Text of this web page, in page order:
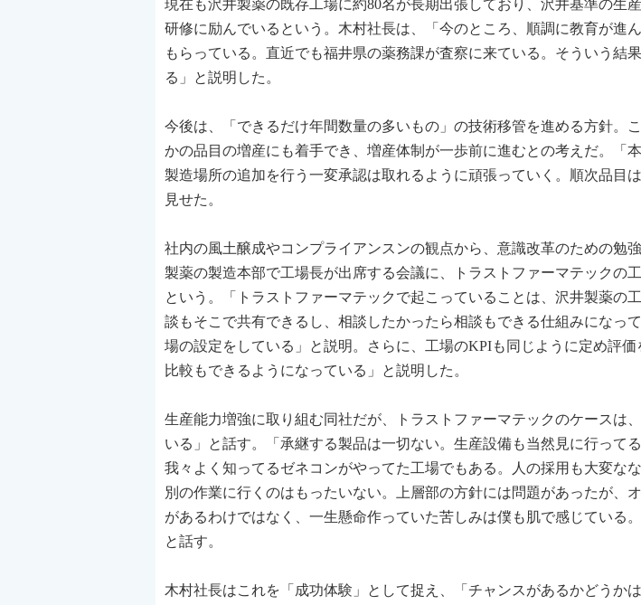
現在も沢井製薬の既存工場に約80名が長期出張しており、沢井基準の生
研修に励んでいるという。木村社長は、「今のところ、順調に教育が進
もらっている。直近でも福井県の薬務課が査察に来ている。そういう結
る」と説明した。
今後は、「できるだけ年間数量の多いもの」の技術移管を進める方針。
かの品目の増産にも着手でき、増産体制が一歩前に進むとの考えだ。「
製造場所の追加を行う一変承認は取れるように頑張っていく。順次品目
見せた。
社内の風土醸成やコンプライアンスンの観点から、意識改革のための勉
製薬の製造本部で工場長が出席する会議に、トラストファーマテックの
という。「トラストファーマテックで起こっていることは、沢井製薬の
談もそこで共有できるし、相談したかったら相談もできる仕組みになっ
場の設定をしている」と説明。さらに、工場のKPIも同じように定め評
比較もできるようになっている」と説明した。
生産能力増強に取り組む同社だが、トラストファーマテックのケースは
いる」と話す。「承継する製品は一切ない。生産設備も当然見に行って
我々よく知ってるゼネコンがやってた工場でもある。人の採用も大変な
別の作業に行くのはもったいない。上層部の方針には問題があったが、
があるわけではなく、一生懸命作っていた苦しみは僕も肌で感じている
と話す。
木村社長はこれを「成功体験」として捉え、「チャンスがあるかどうか